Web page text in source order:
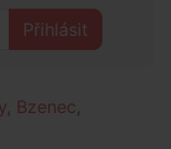
Přihlásit
Bzenec